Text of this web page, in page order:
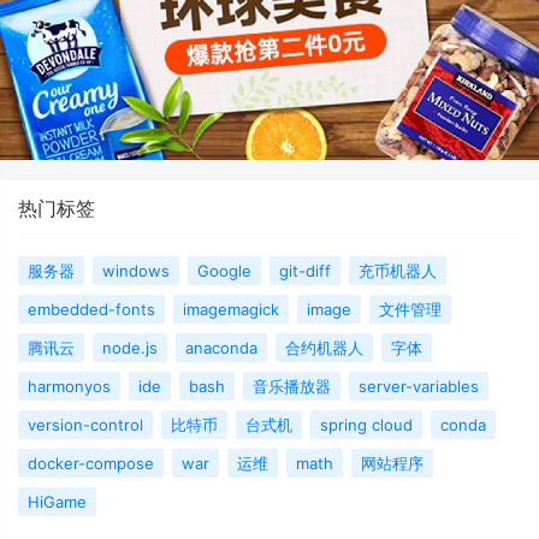
热门标签
服务器 windows Google git-diff
充币机器人
embedded-fonts
imagemagick image
文件管理
腾讯云
node.js anaconda 合约机器人
字体
harmonyos
ide bash 音乐播放器
server-variables
version-control
比特币 台式机 spring cloud
conda
docker-compose
war 运维 math
网站程序
HiGame